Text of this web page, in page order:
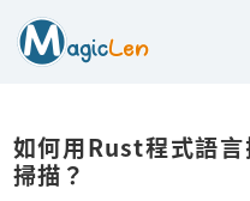
如何用Rust程式語
掃描？